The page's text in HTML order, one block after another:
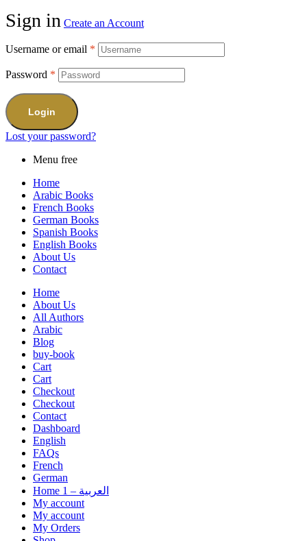
Sign in Create an Account
Username or email *
Password *
Login
Lost your password?
Menu free
Home
Arabic Books
French Books
German Books
Spanish Books
English Books
About Us
Contact
Home
About Us
All Authors
Arabic
Blog
buy-book
Cart
Cart
Checkout
Checkout
Contact
Dashboard
English
FAQs
French
German
Home 1 – العربية
My account
My account
My Orders